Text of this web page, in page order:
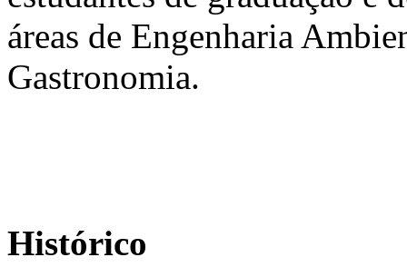
áreas de Engenharia
Gastronomia.
Histórico